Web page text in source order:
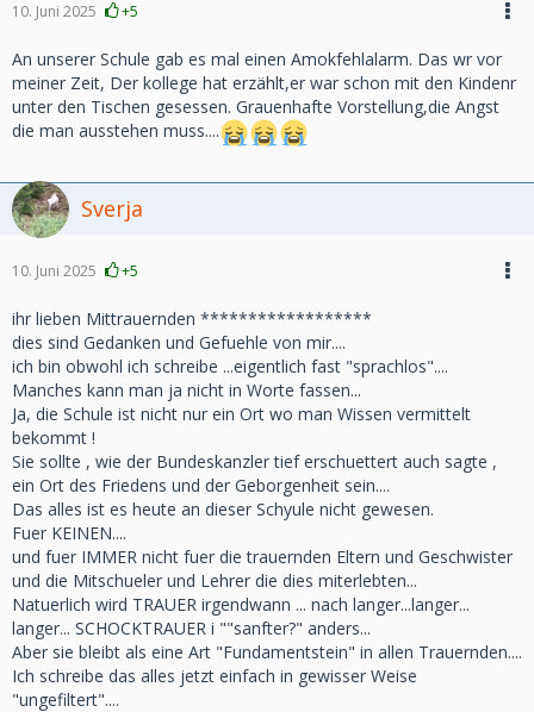
10. Juni 2025 +5
An unserer Schule gab es mal einen Amokfehlalarm. Das wr vor
meiner Zeit, Der kollege hat erzählt,er war schon mit den Kindenr
unter den Tischen gesessen. Grauenhafte Vorstellung,die Angst
die man ausstehen muss....
Sverja
10. Juni 2025 +5
ihr lieben Mittrauernden ******************
dies sind Gedanken und Gefuehle von mir....
ich bin obwohl ich schreibe ...eigentlich fast "sprachlos"....
Manches kann man ja nicht in Worte fassen...
Ja, die Schule ist nicht nur ein Ort wo man Wissen vermittelt
bekommt !
Sie sollte , wie der Bundeskanzler tief erschuettert auch sagte ,
ein Ort des Friedens und der Geborgenheit sein....
Das alles ist es heute an dieser Schyule nicht gewesen.
Fuer KEINEN....
und fuer IMMER nicht fuer die trauernden Eltern und Geschwister
und die Mitschueler und Lehrer die dies miterlebten...
Natuerlich wird TRAUER irgendwann ... nach langer...langer...
langer... SCHOCKTRAUER i ""sanfter?" anders...
Aber sie bleibt als eine Art "Fundamentstein" in allen Trauernden....
Ich schreibe das alles jetzt einfach in gewisser Weise
"ungefiltert"....